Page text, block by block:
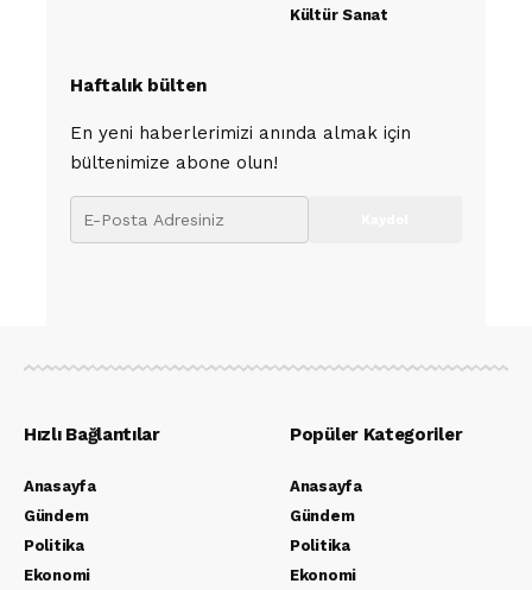
Kültür Sanat
Haftalık bülten
En yeni haberlerimizi anında almak için
bültenimize abone olun!
Hızlı Bağlantılar
Anasayfa
Gündem
Politika
Ekonomi
Popüler Kategoriler
Anasayfa
Gündem
Politika
Ekonomi